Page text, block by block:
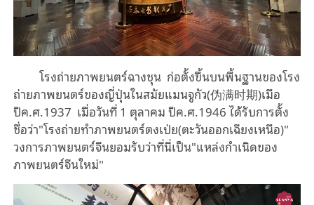
โรงถ่ายภาพยนตร์ฉางชุน ก่อตั้งขึ้นบนพื้นฐานของโรง
ถ่ายภาพยนตร์ของญี่ปุ่นในสมัยแมนจูกัว(伪满时期)เมือ
ปีค.ศ.1937 เมื่อวันที่ 1 ตุลาคม ปีค.ศ.1946 ได้รับการตั้ง
ชื่อว่า"โรงถ่ายทำภาพยนตร์ตงเป่ย(ตะวันออกเฉียงเหนือ)"
วงการภาพยนตร์จีนยอมรับว่าที่นี่เป็น"แหล่งกำเนิดของ
ภาพยนตร์จีนใหม่"